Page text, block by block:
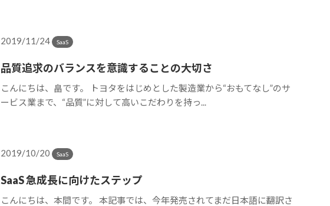
2019/11/24 SaaS
品質追求のバランスを意識することの大切さ
こんにちは、畠です。 トヨタをはじめとした製造業から“おもてなし”のサ
ービス業まで、“品質”に対して高いこだわりを持っ...
2019/10/20 SaaS
SaaS 急成長に向けたステップ
こんにちは、本間です。 本記事では、今年発売されてまだ日本語に翻訳さ